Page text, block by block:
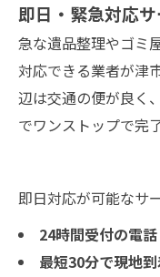
即日・緊急対応
急な遺品整理やゴミ
対応できる業者が津
辺は交通の便が良く
でワンストップで完
即日対応が可能なサ
24時間受付の電
最短30分で現地